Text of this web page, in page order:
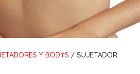
Y BODYS / SUJETADOR